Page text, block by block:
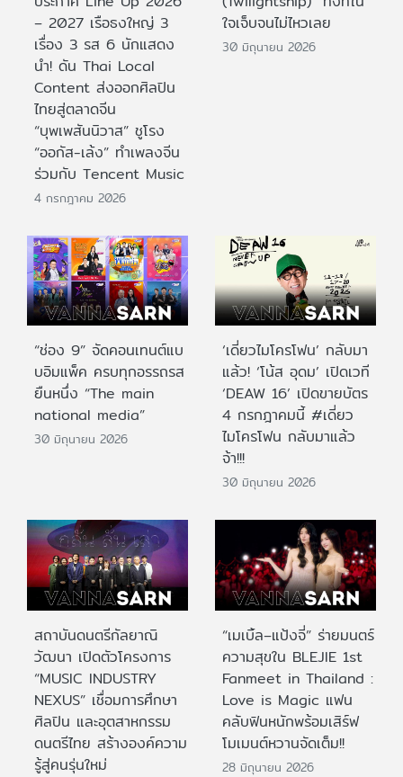
– 2027 เรือธงใหญ่ 3
เรื่อง 3 รส 6 นักแสดง
นำ! ดัน Thai Local
Content ส่งออกศิลปิน
ไทยสู่ตลาดจีน
“บุพเพสันนิวาส” ชูโรง
“ออกัส-เล้ง” ทำเพลงจีน
ร่วมกับ Tencent Music
4 กรกฎาคม 2026
ใจเจ็บจนไม่ไหวเลย
30 มิถุนายน 2026
“ช่อง 9” จัดคอนเทนต์แบ
บอิมแพ็ค ครบทุกอรรถรส
ยืนหนึ่ง “The main
national media”
30 มิถุนายน 2026
‘เดี่ยวไมโครโฟน’ กลับมา
แล้ว! ‘โน้ส อุดม’ เปิดเวที
‘DEAW 16’ เปิดขายบัตร
4 กรกฎาคมนี้ #เดี่ยว
ไมโครโฟน กลับมาแล้ว
จ้า!!!
30 มิถุนายน 2026
สถาบันดนตรีกัลยาณิ
วัฒนา เปิดตัวโครงการ
“MUSIC INDUSTRY
NEXUS” เชื่อมการศึกษา
ศิลปิน และอุตสาหกรรม
ดนตรีไทย สร้างองค์ความ
รู้สู่คนรุ่นใหม่
“เมเบิ้ล–แป้งจี่” ร่ายมนตร์
ความสุขใน BLEJIE 1st
Fanmeet in Thailand :
Love is Magic แฟน
คลับฟินหนักพร้อมเสิร์ฟ
โมเมนต์หวานจัดเต็ม!!
28 มิถุนายน 2026